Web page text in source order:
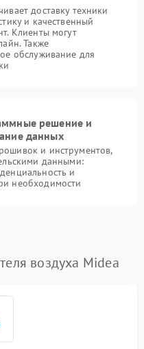
доставку техники
и качественный
Клиенты могут
Также
обслуживание для
решение и
данных
и инструментов,
данными:
и
необходимости
воздуха Midea